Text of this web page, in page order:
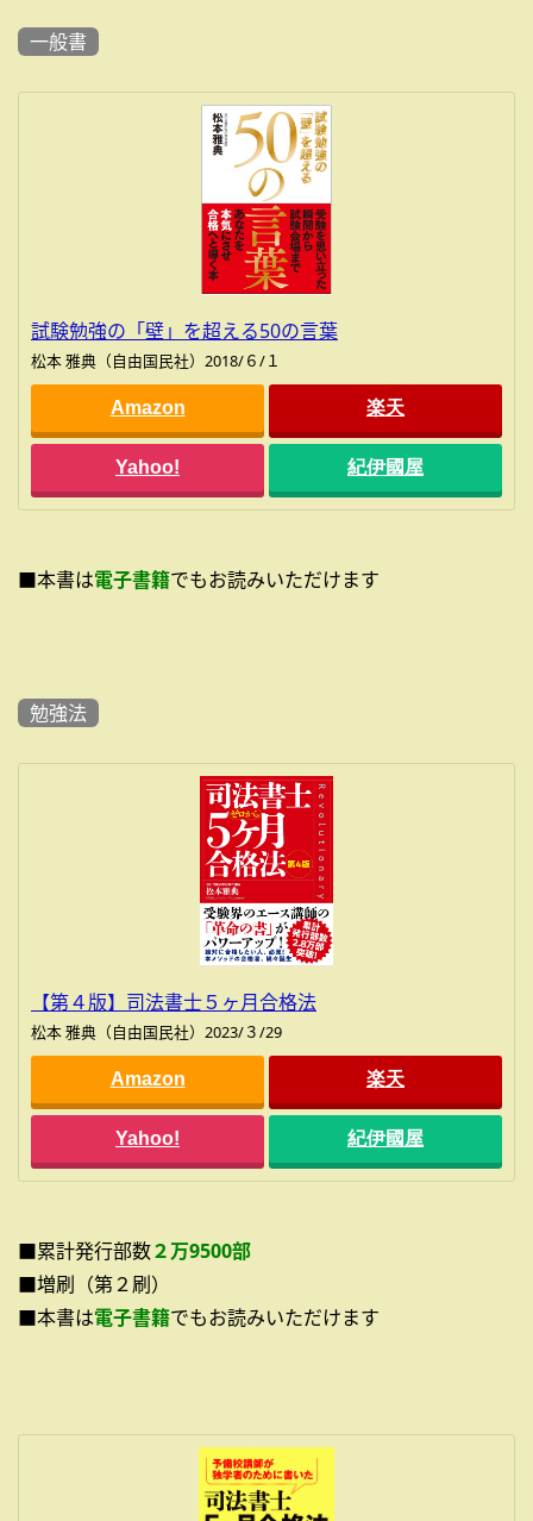
一般書
試験勉強の「壁」を超える50の言葉
松本 雅典（自由国民社）2018/６/１
Amazon 楽天
Yahoo! 紀伊國屋
■本書は電子書籍でもお読みいただけます
勉強法
【第４版】司法書士５ヶ月合格法
松本 雅典（自由国民社）2023/３/29
Amazon 楽天
Yahoo! 紀伊國屋
■累計発行部数２万9500部
■増刷（第２刷）
■本書は電子書籍でもお読みいただけます